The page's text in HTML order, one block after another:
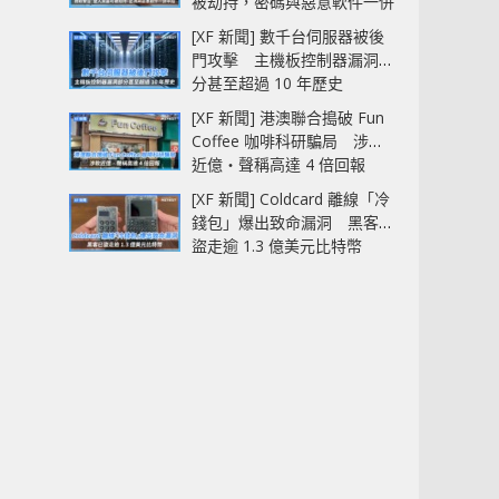
中招
[XF 新聞] 數千台伺服器被後
門攻擊 主機板控制器漏洞部
分甚至超過 10 年歷史
[XF 新聞] 港澳聯合搗破 Fun
Coffee 咖啡科研騙局 涉款
近億‧聲稱高達 4 倍回報
[XF 新聞] Coldcard 離線「冷
錢包」爆出致命漏洞 黑客已
盜走逾 1.3 億美元比特幣